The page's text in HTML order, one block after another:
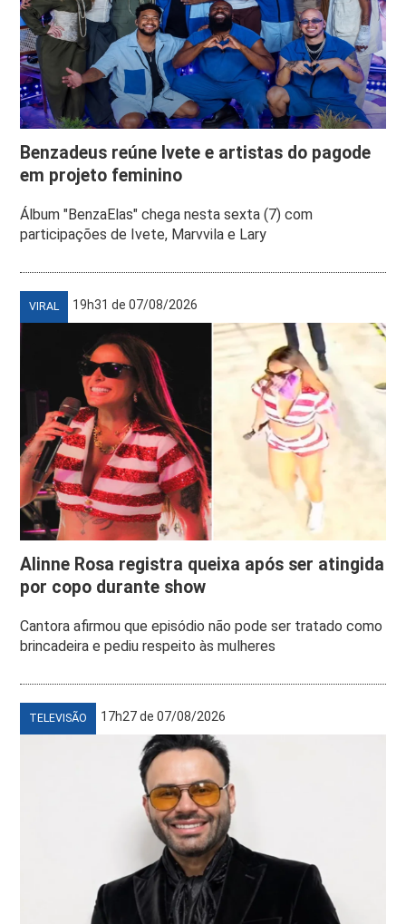
Benzadeus reúne Ivete e artistas do pagode
em projeto feminino
Álbum "BenzaElas" chega nesta sexta (7) com
participações de Ivete, Marvvila e Lary
VIRAL 19h31 de 07/08/2026
Alinne Rosa registra queixa após ser atingida
por copo durante show
Cantora afirmou que episódio não pode ser tratado como
brincadeira e pediu respeito às mulheres
TELEVISÃO 17h27 de 07/08/2026